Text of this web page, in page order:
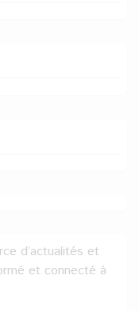
d’actualités et
et connecté à